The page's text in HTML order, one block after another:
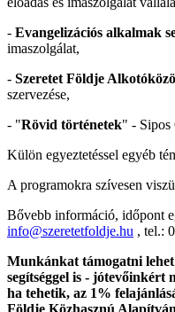
- Evangelizációs alkalmak
imaszolgálat,
- Szeretet Földje
szervezése,
- "Rövid történetek" - Sipos
Külön egyeztetéssel egyéb
A programokra szívesen
Bővebb információ, időpont
info@szeretetfoldje.hu , tel.:
Munkánkat támogatni lehet
segítséggel is -
ha tehetik, az 1%
Földje Közhasznú